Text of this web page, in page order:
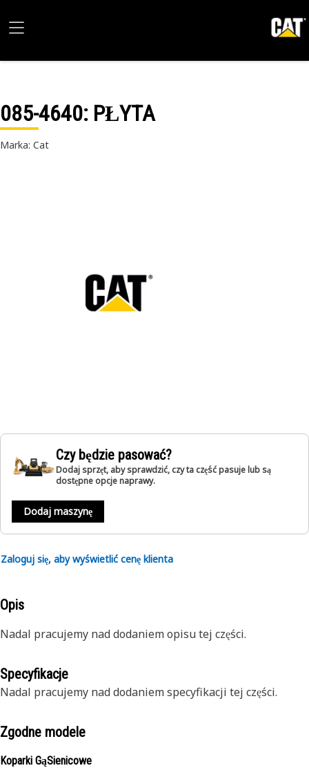
085-4640: PŁYTA
Marka: Cat
Czy będzie pasować?
Dodaj sprzęt, aby sprawdzić, czy ta część pasuje lub są
dostępne opcje naprawy.
Dodaj maszynę
Zaloguj się, aby wyświetlić cenę klienta
Opis
Nadal pracujemy nad dodaniem opisu tej części.
Specyfikacje
Nadal pracujemy nad dodaniem specyfikacji tej części.
Zgodne modele
Koparki GąSienicowe